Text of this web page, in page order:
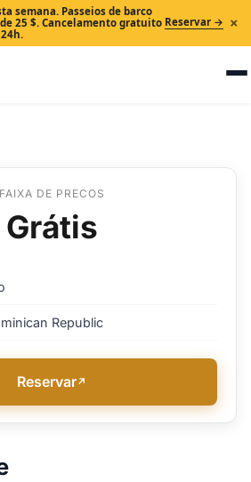
semana. Passeios de barco
25 $. Cancelamento gratuito
24h.
Reservar → ×
FAIXA DE PRECOS
Grátis
Republic
Reservar↗